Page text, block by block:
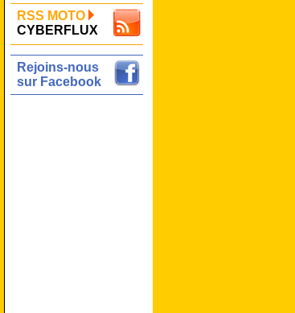
RSS MOTO
CYBERFLUX
Rejoins-nous
sur Facebook